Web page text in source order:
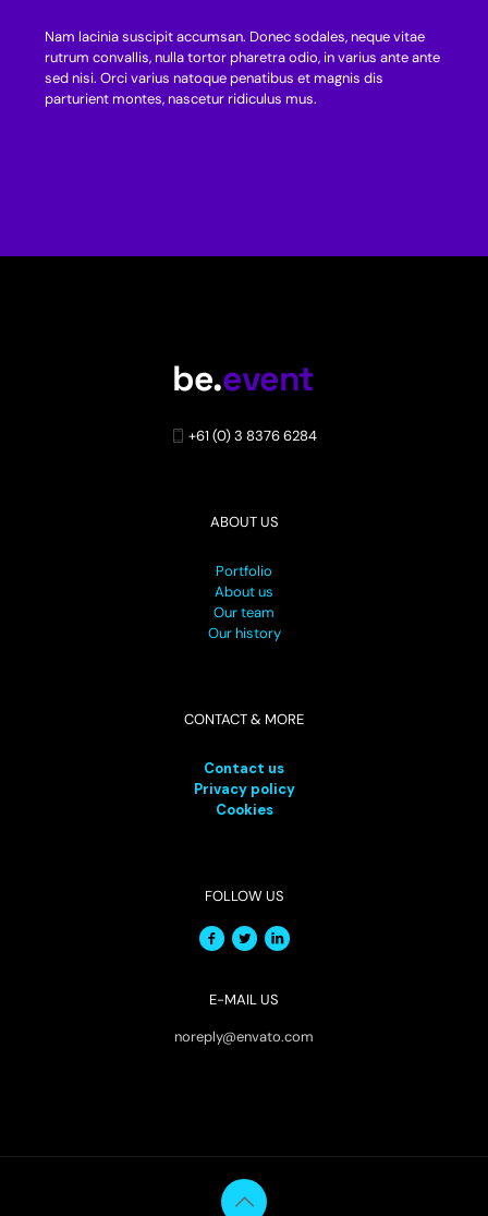
Nam lacinia suscipit accumsan. Donec sodales, neque vitae
rutrum convallis, nulla tortor pharetra odio, in varius ante ante
sed nisi. Orci varius natoque penatibus et magnis dis
parturient montes, nascetur ridiculus mus.
+61 (0) 3 8376 6284
ABOUT US
Portfolio
About us
Our team
Our history
CONTACT & MORE
Contact us
Privacy policy
Cookies
FOLLOW US
E-MAIL US
noreply@envato.com